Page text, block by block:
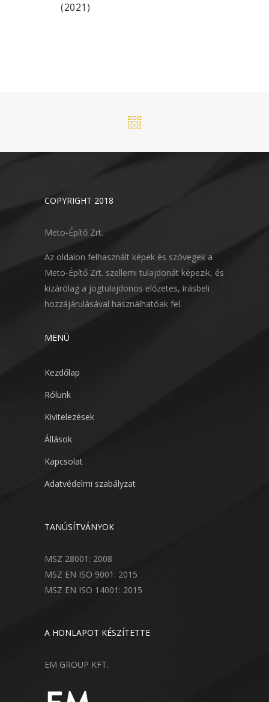
(2021)
COPYRIGHT 2018
Meto-Építő Zrt.
Az oldalon felhasznált képek és szövegek a
Meto-Építő Zrt. szellemi tulajdonát képezik, és
kizárólag a jogtulajdonos előzetes, írásbeli
hozzájárulásával használhatóak fel.
MENÜ
Kezdőlap
Rólunk
Kivitelezések
Állások
Kapcsolat
Adatvédelmi szabályzat
TANÚSÍTVÁNYOK
MSZ 28001: 2008
MSZ EN ISO 9001: 2015
MSZ EN ISO 14001: 2015
A HONLAPOT KÉSZÍTETTE
EM GROUP KFT.